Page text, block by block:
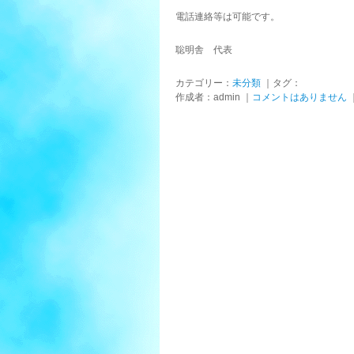
電話連絡等は可能です。
聡明舎 代表
カテゴリー： 未分類 ｜タグ：
作成者：admin ｜ コメントはありません